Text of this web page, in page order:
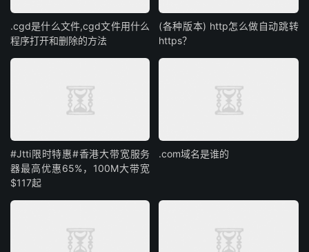
.cgd是什么文件,cgd文件用什么
程序打开和删除的方法
(各种版本) http怎么做自动跳转
https？
#Jtti限时特惠#香港大带宽服务
器最高优惠65%，100M大带宽
$117起
.com域名是谁的